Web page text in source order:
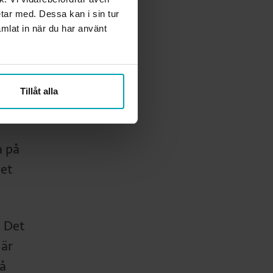
med. Dessa kan i sin tur
in när du har använt
Tillåt alla
på
Det